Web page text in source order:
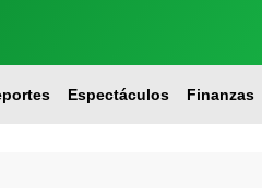
Espectáculos Finanzas